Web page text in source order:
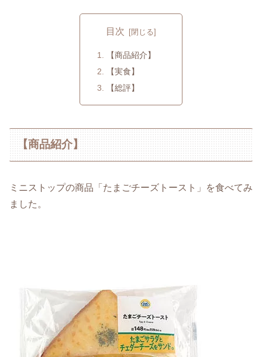
目次
【商品紹介】
【実食】
【総評】
【商品紹介】
ミニストップの商品「たまごチーズトースト」を食べてみ
ました。